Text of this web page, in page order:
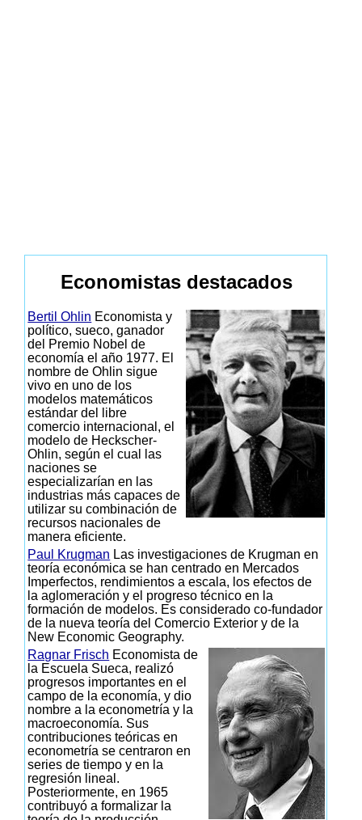
Economistas destacados
Bertil Ohlin Economista y
político, sueco, ganador
del Premio Nobel de
economía el año 1977. El
nombre de Ohlin sigue
vivo en uno de los
modelos matemáticos
estándar del libre
comercio internacional, el
modelo de Heckscher-
Ohlin, según el cual las
naciones se
especializarían en las
industrias más capaces de
utilizar su combinación de
recursos nacionales de
manera eficiente.
Paul Krugman Las investigaciones de Krugman en
teoría económica se han centrado en Mercados
Imperfectos, rendimientos a escala, los efectos de
la aglomeración y el progreso técnico en la
formación de modelos. Es considerado co-fundador
de la nueva teoría del Comercio Exterior y de la
New Economic Geography.
Ragnar Frisch Economista de
la Escuela Sueca, realizó
progresos importantes en el
campo de la economía, y dio
nombre a la econometría y la
macroeconomía. Sus
contribuciones teóricas en
econometría se centraron en
series de tiempo y en la
regresión lineal.
Posteriormente, en 1965
contribuyó a formalizar la